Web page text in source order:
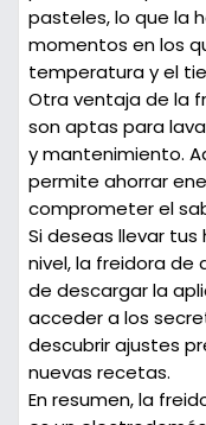
pasteles, lo que la
momentos en los
temperatura y el
Otra ventaja de la
son aptas para
y mantenimiento.
permite ahorrar
comprometer el
Si deseas llevar
nivel, la freidora de
de descargar la
acceder a los
descubrir ajustes
nuevas recetas.
En resumen, la